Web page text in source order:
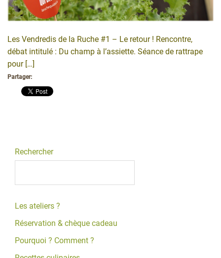
Les Vendredis de la Ruche #1 – Le retour ! Rencontre,
débat intitulé : Du champ à l’assiette. Séance de rattrape
pour […]
Partager:
Rechercher
Les ateliers ?
Réservation & chèque cadeau
Pourquoi ? Comment ?